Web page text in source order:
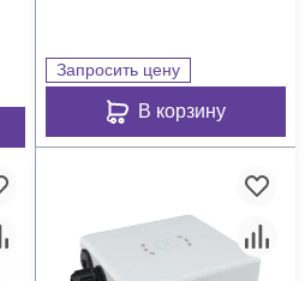
Запросить цену
В корзину